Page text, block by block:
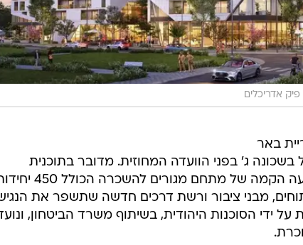
פיק אדריכלים
באר
ג' בפני הוועדה המחוזית. מדובר בתוכנית
להתחדשות עירונית רחבת היקף, שמציעה הקמה של מתחם מגורים להשכרה
מבני ציבור ורשת דרכים חדשה שתשפר את
ידי הסוכנות היהודית, בשיתוף משרד הביטחון,